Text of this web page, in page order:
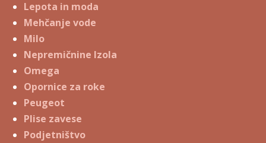
Lepota in moda
Mehčanje vode
Milo
Nepremičnine Izola
Omega
Opornice za roke
Peugeot
Plise zavese
Podjetništvo